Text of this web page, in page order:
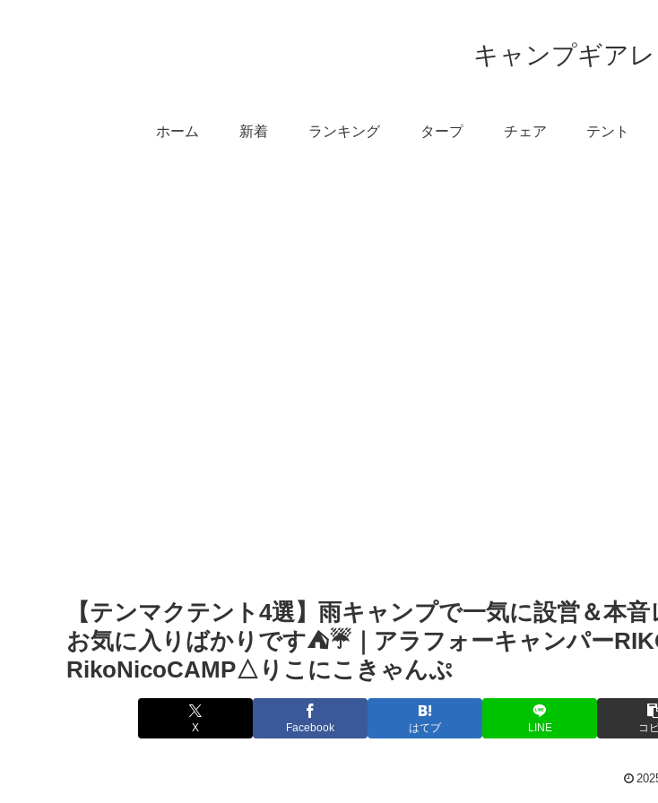
キャンプギア
ホーム 新着 ランキング タープ チェア テント
【テンマクテント4選】雨キャンプで一気に設営＆本音
お気に入りばかりです⛺☔️｜アラフォーキャンパー
RikoNicoCAMP△りこにこきゃんぷ
X Facebook はてブ LINE コ